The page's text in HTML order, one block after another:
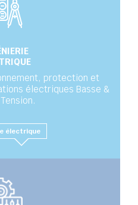
protection et
électriques Basse &
électrique